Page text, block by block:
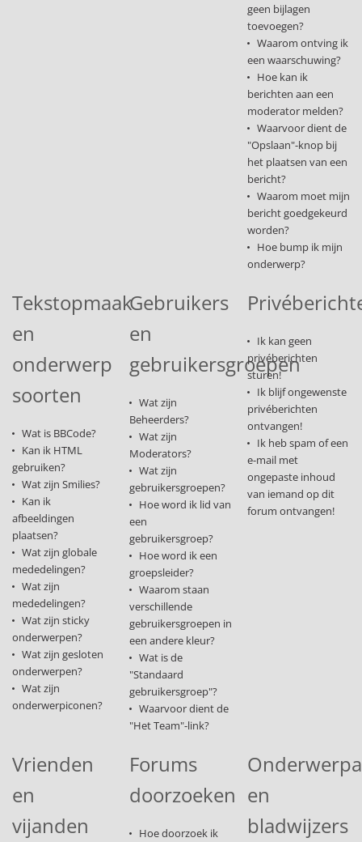
geen bijlagen
toevoegen?
Waarom ontving ik
een waarschuwing?
Hoe kan ik
berichten aan een
moderator melden?
Waarvoor dient de
"Opslaan"-knop bij
het plaatsen van een
bericht?
Waarom moet mijn
bericht goedgekeurd
worden?
Hoe bump ik mijn
onderwerp?
Tekstopmaak
en
onderwerp
soorten
Wat is BBCode?
Kan ik HTML
gebruiken?
Wat zijn Smilies?
Kan ik
afbeeldingen
plaatsen?
Wat zijn globale
mededelingen?
Wat zijn
mededelingen?
Wat zijn sticky
onderwerpen?
Wat zijn gesloten
onderwerpen?
Wat zijn
onderwerpiconen?
Gebruikers
en
gebruikersgroepen
Wat zijn
Beheerders?
Wat zijn
Moderators?
Wat zijn
gebruikersgroepen?
Hoe word ik lid van
een
gebruikersgroep?
Hoe word ik een
groepsleider?
Waarom staan
verschillende
gebruikersgroepen in
een andere kleur?
Wat is de
"Standaard
gebruikersgroep"?
Waarvoor dient de
"Het Team"-link?
Ik kan geen
privéberichten
sturen!
Ik blijf ongewenste
privéberichten
ontvangen!
Ik heb spam of een
e-mail met
ongepaste inhoud
van iemand op dit
forum ontvangen!
Vrienden
en
vijanden
Forums
doorzoeken
Hoe doorzoek ik
en
bladwijzers